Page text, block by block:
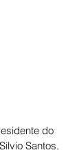
do
Santos,